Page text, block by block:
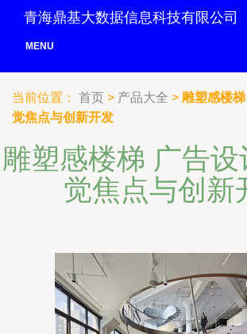
青海鼎基大数据信息科技有限公司
MENU
当前位置： 首页 > 产品大全 > 雕塑感楼
觉焦点与创新开发
雕塑感楼梯 广告
觉焦点与创新